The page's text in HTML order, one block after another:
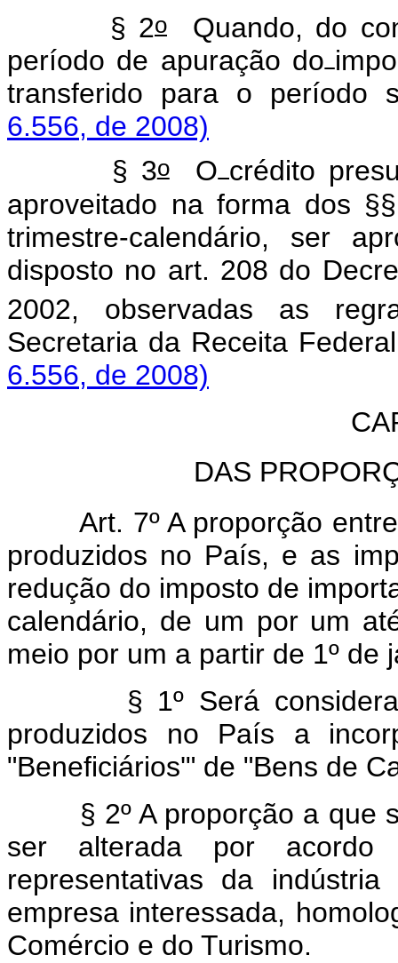
§ 2o Quando, do
período de apuração do
transferido para o período
6.556, de 2008)
§ 3oO crédito
aproveitado na forma dos
trimestre-calendário, ser
disposto no art. 208 do
2002, observadas as
Secretaria da Receita
6.556, de 2008)
DAS
Art. 7º A proporção entre
produzidos no País, e as
redução do imposto de
calendário, de um por um
meio por um a partir de 1º de
§ 1º Será considerada
produzidos no País a
"Beneficiários'" de "Bens de
§ 2º A proporção a que
ser alterada por
representativas da
empresa interessada,
Comércio e do Turismo.